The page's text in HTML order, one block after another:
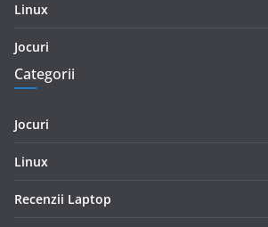
Linux
Jocuri
Categorii
Jocuri
Linux
Recenzii Laptop